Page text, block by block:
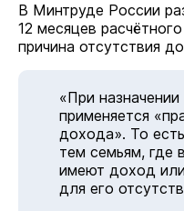
В Минтруде России
12 месяцев
причина отсутствия
«При
применяется
дохода». То
тем семьям, где
имеют доход
для его